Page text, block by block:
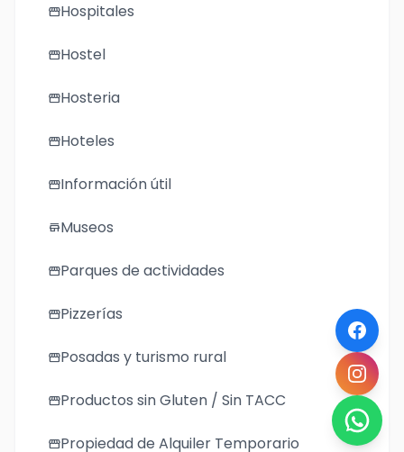
storefrontHospitales
storefrontHostel
storefrontHosteria
storefrontHoteles
storefrontInformación útil
storeMuseos
storefrontParques de actividades
storefrontPizzerías
storefrontPosadas y turismo rural
storefrontProductos sin Gluten / Sin TACC
storefrontPropiedad de Alquiler Temporario